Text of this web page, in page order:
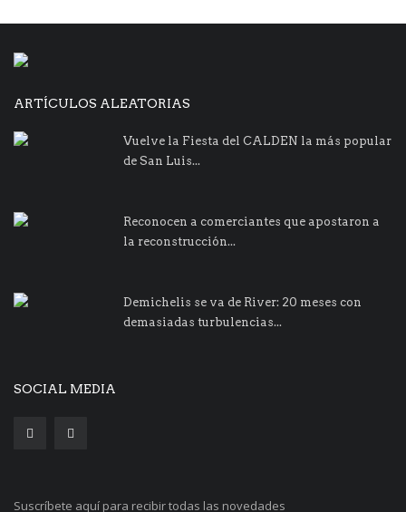
ARTÍCULOS ALEATORIAS
Vuelve la Fiesta del CALDEN la más popular
de San Luis...
Reconocen a comerciantes que apostaron a
la reconstrucción...
Demichelis se va de River: 20 meses con
demasiadas turbulencias...
SOCIAL MEDIA
Suscríbete aquí para recibir todas las novedades